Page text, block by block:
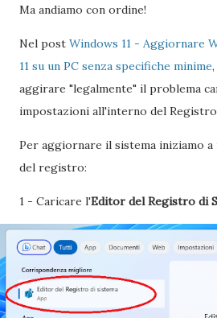
Ma andiamo con ordine!
Nel post Windows 11 - Aggiornare
11 su un PC senza specifiche minime
aggirare "legalmente" il problema
impostazioni all'interno del
Per aggiornare il sistema iniziamo a
del registro:
1 - Caricare l'Editor del Registro di